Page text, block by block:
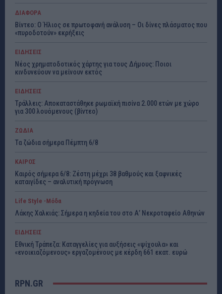
ΔΙΑΦΟΡΑ
Βίντεο: Ο Ήλιος σε πρωτοφανή ανάλυση – Οι δίνες πλάσματος που
«πυροδοτούν» εκρήξεις
ΕΙΔΗΣΕΙΣ
Νέος χρηματοδοτικός χάρτης για τους Δήμους: Ποιοι
κινδυνεύουν να μείνουν εκτός
ΕΙΔΗΣΕΙΣ
Τράλλεις: Αποκαταστάθηκε ρωμαϊκή πισίνα 2.000 ετών με χώρο
για 300 λουόμενους (βίντεο)
ΖΩΔΙΑ
Τα ζώδια σήμερα Πέμπτη 6/8
ΚΑΙΡΟΣ
Καιρός σήμερα 6/8: Ζέστη μέχρι 38 βαθμούς και ξαφνικές
καταιγίδες – αναλυτική πρόγνωση
Life Style -Μόδα
Λάκης Χαλκιάς: Σήμερα η κηδεία του στο Α’ Νεκροταφείο Αθηνών
ΕΙΔΗΣΕΙΣ
Εθνική Τράπεζα: Καταγγελίες για αυξήσεις «ψίχουλα» και
«ενοικιαζόμενους» εργαζομένους με κέρδη 661 εκατ. ευρώ
RPN.GR